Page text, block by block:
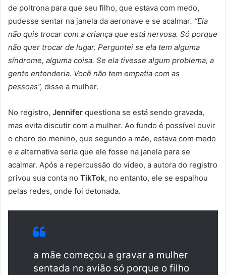
de poltrona para que seu filho, que estava com medo,
pudesse sentar na janela da aeronave e se acalmar. “Ela
não quis trocar com a criança que está nervosa. Só porque
não quer trocar de lugar. Perguntei se ela tem alguma
síndrome, alguma coisa. Se ela tivesse algum problema, a
gente entenderia. Você não tem empatia com as
pessoas”, disse a mulher.
No registro, Jennifer questiona se está sendo gravada,
mas evita discutir com a mulher. Ao fundo é possível ouvir
o choro do menino, que segundo a mãe, estava com medo
e a alternativa seria que ele fosse na janela para se
acalmar. Após a repercussão do vídeo, a autora do registro
privou sua conta no TikTok, no entanto, ele se espalhou
pelas redes, onde foi detonada.
a mãe começou a gravar a mulher
sentada no avião só porque o filho